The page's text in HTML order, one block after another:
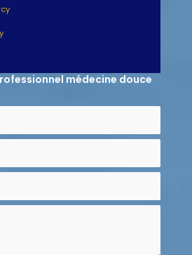
médecine douce